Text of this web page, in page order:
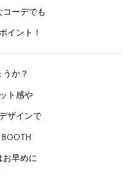
コーデでも
イント！
うか？
ト感や
ザインで
お早めに